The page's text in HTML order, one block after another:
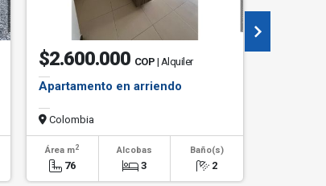
$2.600.000 COP | Alquiler
Apartamento en arriendo
Colombia
Área m2
76
Alcobas
3
Baño(s)
2